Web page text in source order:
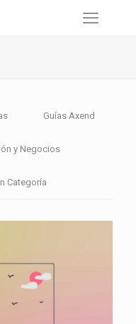
Guías Axend
y Negocios
Categoría